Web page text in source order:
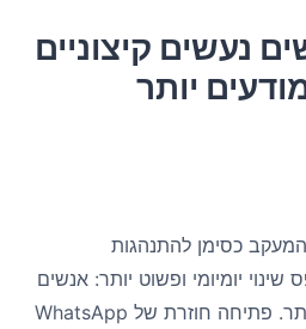
נעשים קיצוניים
יותר
כסימן להתנהגות
יומיומי ופשוט יותר: אנשים
רוצים פחות הפרעות, לא יותר. פתיחה חוזרת של WhatsApp